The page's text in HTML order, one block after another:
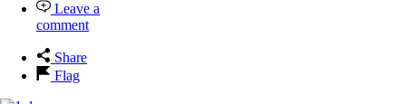
Leave a
comment
Share
Flag